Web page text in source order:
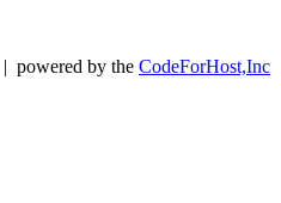
| powered by the CodeForHost,Inc